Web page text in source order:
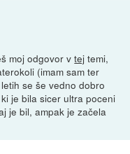
moj odgovor vtej temi,
(imam sam ter
se še vedno dobro
je bila sicer ultra poceni
je bil, ampak je začela